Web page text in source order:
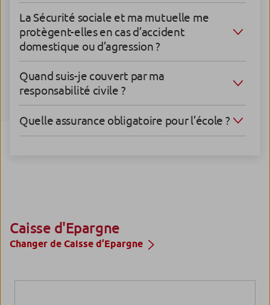
La Sécurité sociale et ma mutuelle me
protègent-elles en cas d’accident
domestique ou d’agression ?
Quand suis-je couvert par ma
responsabilité civile ?
Quelle assurance obligatoire pour l’école ?
Caisse d'Epargne
Changer de Caisse d’Epargne